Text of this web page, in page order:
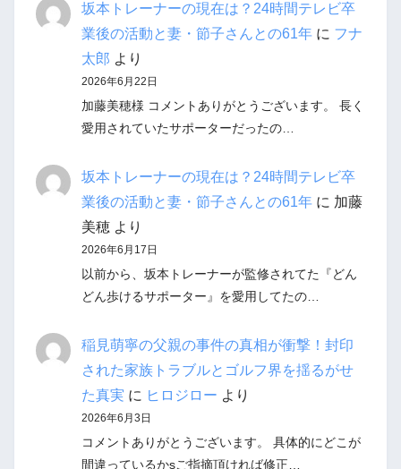
坂本トレーナーの現在は？24時間テレビ卒
業後の活動と妻・節子さんとの61年に フナ
太郎 より
2026年6月22日
加藤美穂様 コメントありがとうございます。 長く
愛用されていたサポーターだったの…
坂本トレーナーの現在は？24時間テレビ卒
業後の活動と妻・節子さんとの61年に 加藤
美穂より
2026年6月17日
以前から、坂本トレーナーが監修されてた『どん
どん歩けるサポーター』を愛用してたの…
稲見萌寧の父親の事件の真相が衝撃！封印
された家族トラブルとゴルフ界を揺るがせ
た真実 に ヒロジロー より
2026年6月3日
コメントありがとうございます。 具体的にどこが
間違っているかsご指摘頂ければ修正…